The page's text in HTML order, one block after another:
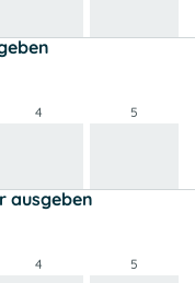
4 5
ausgeben
4 5